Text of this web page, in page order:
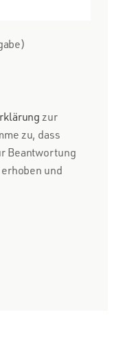
zur
zu, dass
Beantwortung
und